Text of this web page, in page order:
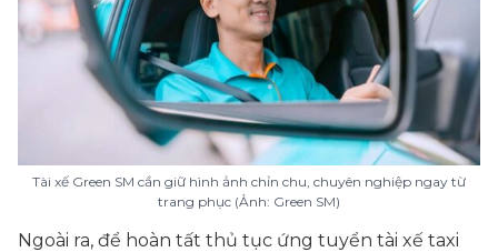
Tài xế Green SM cần giữ hình ảnh chỉn chu, chuyên nghiệp ngay từ
trang phục (Ảnh: Green SM)
Ngoài ra, để hoàn tất thủ tục ứng tuyển tài xế taxi